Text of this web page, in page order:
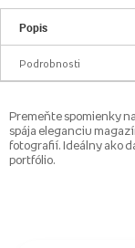
Popis
Podrobnosti
Premeňte spomienky
spája eleganciu
fotografií. Ideálny ako
portfólio.